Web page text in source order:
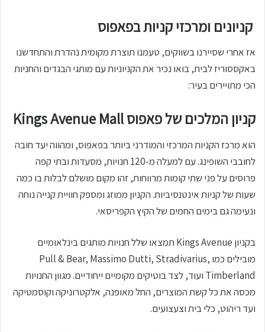
קניונים ומרכזי קניות בפאפוס
אז אחרי שסיירנו בשווקים, טעמנו תוצרת מקומית נהדרת והתחדשנו
באקססוריז לבית, בואו נכיר את הקניוניות עם מותגי הבגדים והחניות
הכי מתויירים בעיר:
קניון המלכים של פאפוס Kings Avenue Mall
הוא מרכז הקניות המרכזי והמודרני ביותר בפאפוס, ומהווה יעד חובה
לחובבי השופינג. עם למעלה מ-120 חנויות, מסעדות ובתי קפה
פרוסים על פני שתי קומות מרווחות, זהו מקום מושלם לבלות בו כמה
שעות של קניות אינטנסיביות. הקניון ממוזג ומספק חוויית קנייה נוחה
ונעימה גם בימים החמים של הקיץ הקפריסאי.
בקניון Kings Avenue תמצאו שלל חנויות מותגים בינלאומיים
מובילים כמו Pull & Bear, Massimo Dutti, Stradivarius,
Timberland ועוד, לצד בוטיקים מקומיים ייחודיים. מגוון החנויות
מכסה את כל קשת המוצרים, החל מאופנה, אלקטרוניקה וקוסמטיקה
ועד ריהוט, כלי בית וצעצועים.